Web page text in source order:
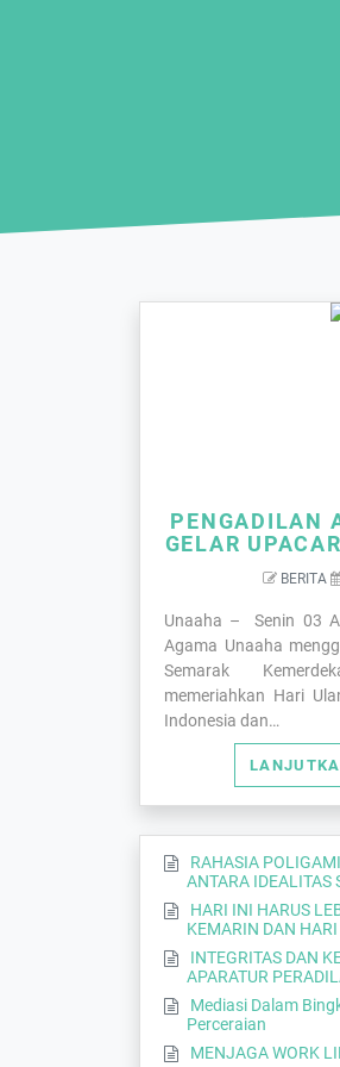
PENGADILAN
GELAR
BERITA
Unaaha – Senin 03
Agama Unaaha
Semarak
memeriahkan Hari
Indonesia dan…
RAHASIA
ANTARA IDEALITAS
HARI INI HARUS
KEMARIN DAN
INTEGRITAS DAN
APARATUR
Mediasi Dalam
Perceraian
MENJAGA WORK